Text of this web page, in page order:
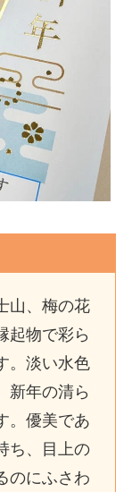
山、梅の花
起物で彩ら
。淡い水色
新年の清ら
。優美であ
ち、目上の
のにふさわ